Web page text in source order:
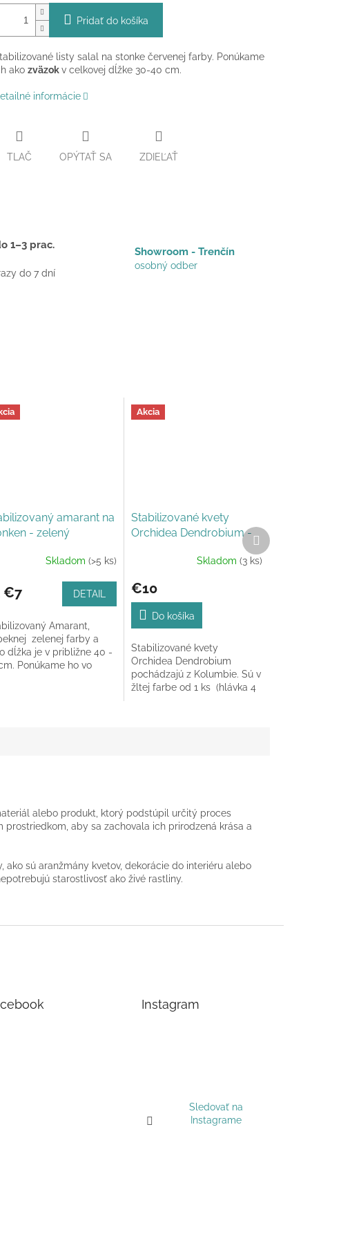
Pridať do košíka
listy salal na stonke červenej farby. Ponúkame
ako zväzok v celkovej dĺžke 30-40 cm.
informácie
TLAČ OPÝTAŤ SA ZDIEĽAŤ
1–3 prac.
do 7 dní
Showroom - Trenčín
osobný odber
amarant na
- zelený
Skladom(>5 ks)
€7 DETAIL
Amarant,
zelenej farby a
dĺžka je v približne 40 -
Ponúkame ho vo
Akcia
Stabilizované kvety
Orchidea Dendrobium -
produktu
je
z
5
hviezdičiek.
Skladom(3 ks)
€10
Do košíka
Stabilizované kvety
Orchidea Dendrobium
pochádzajú z Kolumbie. Sú v
žltej farbe od 1 ks (hlávka 4
Ďalší
produkt
alebo produkt, ktorý podstúpil určitý proces
aby sa zachovala ich prirodzená krása a
sú aranžmány kvetov, dekorácie do interiéru alebo
starostlivosť ako živé rastliny.
Instagram
Sledovať na
Instagrame